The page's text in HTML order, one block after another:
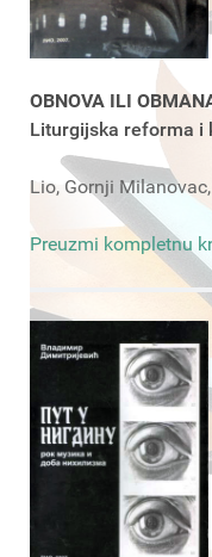
OBNOVA ILI
Liturgijska reforma i
Lio, Gornji
Preuzmi kompletnu